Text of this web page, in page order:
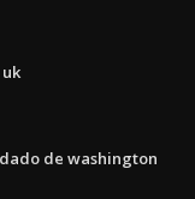
de washington